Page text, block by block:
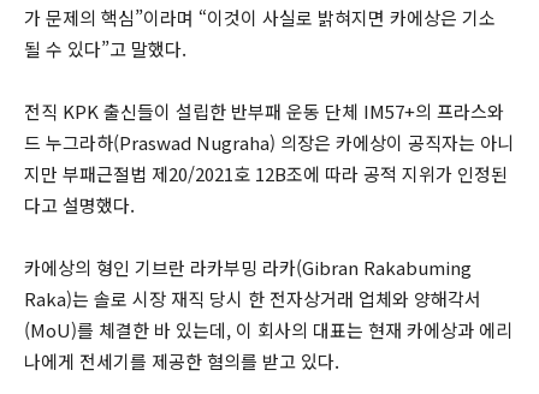
가 문제의 핵심”이라며 “이것이 사실로 밝혀지면 카에상은 기소
될 수 있다”고 말했다.
전직 KPK 출신들이 설립한 반부패 운동 단체 IM57+의 프라스와
드 누그라하(Praswad Nugraha) 의장은 카에상이 공직자는 아니
지만 부패근절법 제20/2021호 12B조에 따라 공적 지위가 인정된
다고 설명했다.
카에상의 형인 기브란 라카부밍 라카(Gibran Rakabuming
Raka)는 솔로 시장 재직 당시 한 전자상거래 업체와 양해각서
(MoU)를 체결한 바 있는데, 이 회사의 대표는 현재 카에상과 에리
나에게 전세기를 제공한 혐의를 받고 있다.